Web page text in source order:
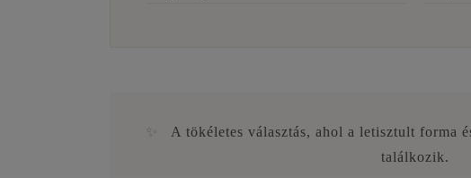
✨
A tökéletes választás, ahol a letisztult forma
találkozik.